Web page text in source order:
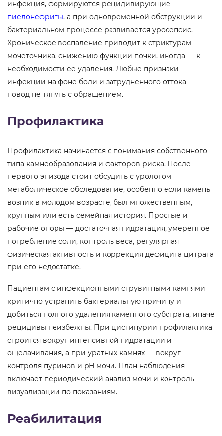
инфекция, формируются рецидивирующие
пиелонефриты, а при одновременной обструкции и
бактериальном процессе развивается уросепсис.
Хроническое воспаление приводит к стриктурам
мочеточника, снижению функции почки, иногда — к
необходимости ее удаления. Любые признаки
инфекции на фоне боли и затрудненного оттока —
повод не тянуть с обращением.
Профилактика
Профилактика начинается с понимания собственного
типа камнеобразования и факторов риска. После
первого эпизода стоит обсудить с урологом
метаболическое обследование, особенно если камень
возник в молодом возрасте, был множественным,
крупным или есть семейная история. Простые и
рабочие опоры — достаточная гидратация, умеренное
потребление соли, контроль веса, регулярная
физическая активность и коррекция дефицита цитрата
при его недостатке.
Пациентам с инфекционными струвитными камнями
критично устранить бактериальную причину и
добиться полного удаления каменного субстрата, иначе
рецидивы неизбежны. При цистинурии профилактика
строится вокруг интенсивной гидратации и
ощелачивания, а при уратных камнях — вокруг
контроля пуринов и pH мочи. План наблюдения
включает периодический анализ мочи и контроль
визуализации по показаниям.
Реабилитация